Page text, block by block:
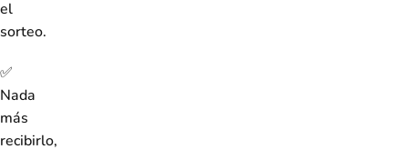
el
sorteo.
✅
Nada
más
recibirlo,